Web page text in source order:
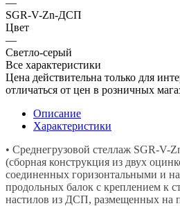
SGR-V-Zn-ДСП
Цвет
—
Светло-серый
Все характеристики
Цена действительна только для
отличаться от цен в розничных
Описание
Характеристики
• Среднегрузовой стеллаж SGR-V-
(сборная конструкция из двух
соединенных горизонтальными и
продольных балок с креплением к
настилов из ДСП, размещенных на